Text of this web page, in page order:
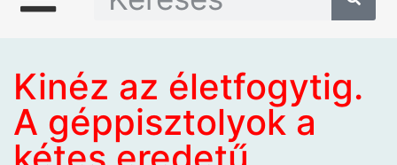
Kinéz az életfogytig.
A géppisztolyok a